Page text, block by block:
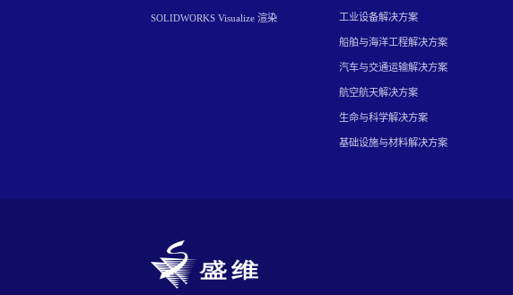
SOLIDWORKS Visualize 渲染 工业设备解决方案
船舶与海洋工程解决方案
汽车与交通运输解决方案
航空航天解决方案
生命与科学解决方案
基础设施与材料解决方案